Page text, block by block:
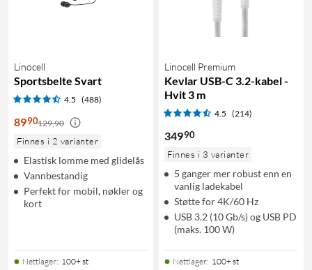
Linocell
Sportsbelte Svart
4.5 (488)
8990129,90
Finnes i 2 varianter
Elastisk lomme med glidelås
Vannbestandig
Perfekt for mobil, nøkler og
kort
Nettlager: 100+ st
Linocell Premium
Kevlar USB-C 3.2-kabel -
Hvit 3 m
4.5 (214)
34990
Finnes i 3 varianter
5 ganger mer robust enn en
vanlig ladekabel
Støtte for 4K/60 Hz
USB 3.2 (10 Gb/s) og USB PD
(maks. 100 W)
Nettlager: 100+ st